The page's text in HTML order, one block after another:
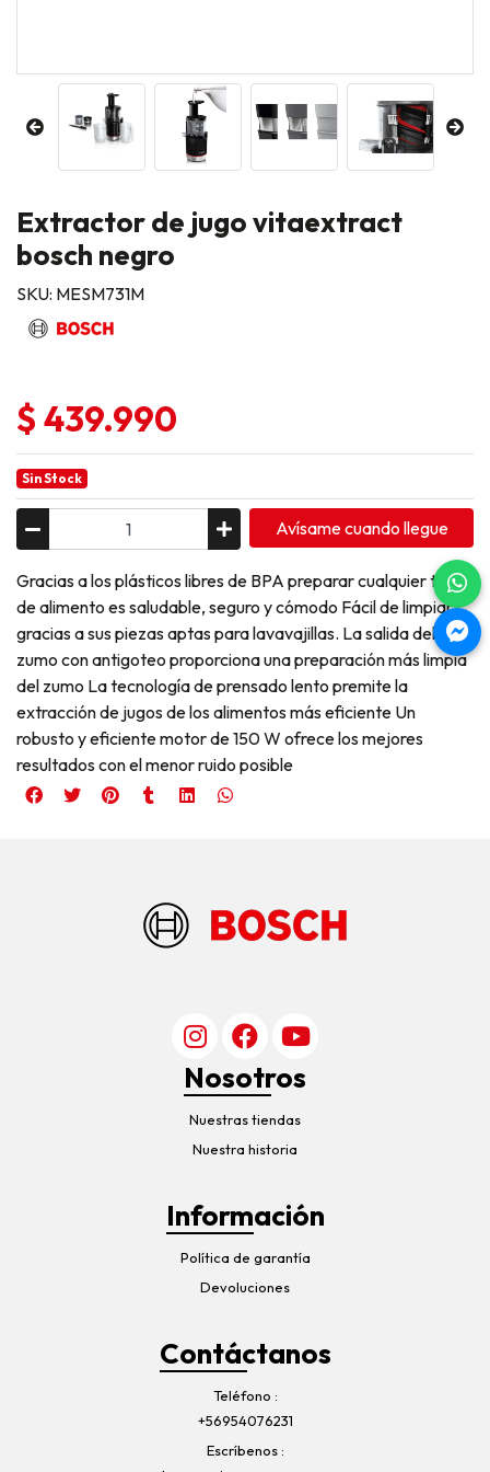
Extractor de jugo vitaextract
bosch negro
SKU: MESM731M
$ 439.990
Sin Stock
Avísame cuando llegue
Gracias a los plásticos libres de BPA preparar cualquier tipo
de alimento es saludable, seguro y cómodo Fácil de limpiar
gracias a sus piezas aptas para lavavajillas. La salida del
zumo con antigoteo proporciona una preparación más limpia
del zumo La tecnología de prensado lento premite la
extracción de jugos de los alimentos más eficiente Un
robusto y eficiente motor de 150 W ofrece los mejores
resultados con el menor ruido posible
Nosotros
Nuestras tiendas
Nuestra historia
Información
Política de garantía
Devoluciones
Contáctanos
Teléfono
+56954076231
Escríbenos